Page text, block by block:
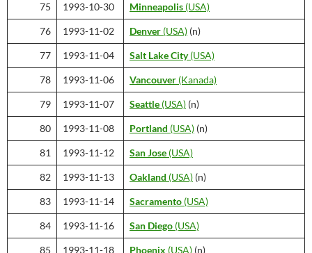
75 1993-10-30 Minneapolis (USA)
76 1993-11-02 Denver (USA) (n)
77 1993-11-04 Salt Lake City(USA)
78 1993-11-06 Vancouver (Kanada)
79 1993-11-07 Seattle (USA) (n)
80 1993-11-08 Portland (USA) (n)
81 1993-11-12 San Jose (USA)
82 1993-11-13 Oakland (USA) (n)
83 1993-11-14 Sacramento (USA)
84 1993-11-16 San Diego (USA)
85 1993-11-18 Phoenix (USA) (n)